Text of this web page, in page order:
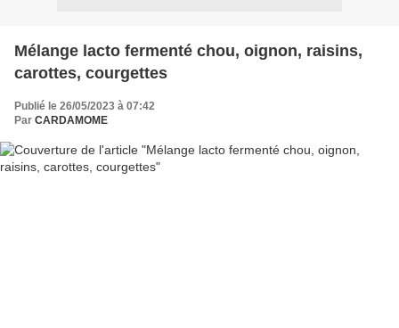
Mélange lacto fermenté chou, oignon, raisins,
carottes, courgettes
Publié le 26/05/2023 à 07:42
Par CARDAMOME